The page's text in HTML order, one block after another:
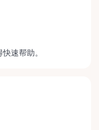
doing our part to
速帮助。